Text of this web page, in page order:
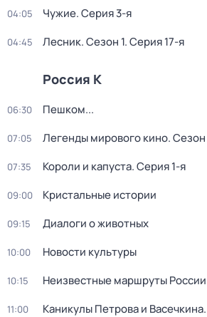
04:05 Чужие. Серия 3-я
04:45 Лесник. Сезон 1. Серия 17-я
Россия К
06:30 Пешком...
07:05 Легенды мирового кино. Сезон
07:35 Короли и капуста. Серия 1-я
09:00 Кристальные истории
09:15 Диалоги о животных
10:00 Новости культуры
10:15 Неизвестные маршруты России
11:00 Каникулы Петрова и Васечкина